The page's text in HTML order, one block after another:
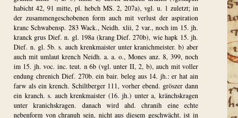
habicht 42, 91 mitte, pl. hebch MS. 2, 207a), vgl. u. 1 zuletzt; in
der zusammengeschobenen form auch mit verlust der aspiration
kranc Schwabensp. 283 Wack., Neidh. xlii, 2 var., noch im 15. jh.
kranck grus Dief. n. gl. 198a (krang Dief. 270b), wie hapk 15. jh.
Dief. n. gl. 5b. s. auch krenkmaister unter kranichmeister. b) aber
auch mit umlaut krench Neidh. a. a. o., Mones anz. 8, 399, noch
im 15. jh. voc. inc. teut. n 6b (vgl. unter II, 2, b), auch mit voller
endung chrenich Dief. 270b. ein bair. beleg aus 14. jh.: er hat ain
farw als ein krench. Schiltberger 111, vorher ebend. gröszer dann
ein kranch. s. auch krenkmaister (16. jh.) unter a, kränchskragen
unter kranichskragen. danach wird ahd. chranih eine echte
nebenform von chranuh sein, nicht aus diesem geschwächt. ist in